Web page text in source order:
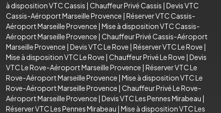
à disposition VTC Cassis | Chauffeur Privé Cassis | Devis VTC
Cassis-Aéroport Marseille Provence | Réserver VTC Cassis-
Aéroport Marseille Provence | Mise à disposition VTC Cassis-
Aéroport Marseille Provence | Chauffeur Privé Cassis-Aéroport
Marseille Provence | Devis VTC Le Rove | Réserver VTC Le Rove |
Mise à disposition VTC Le Rove | Chauffeur Privé Le Rove | Devis
VTC Le Rove-Aéroport Marseille Provence | Réserver VTC Le
Rove-Aéroport Marseille Provence | Mise à disposition VTC Le
Rove-Aéroport Marseille Provence | Chauffeur Privé Le Rove-
Aéroport Marseille Provence | Devis VTC Les Pennes Mirabeau |
Réserver VTC Les Pennes Mirabeau | Mise à disposition VTC Les